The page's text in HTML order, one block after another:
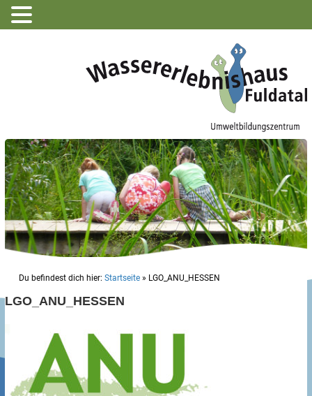
Du befindest dich hier: Startseite » LGO_ANU_HESSEN
LGO_ANU_HESSEN